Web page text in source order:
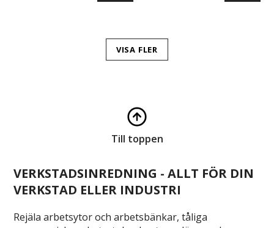
VISA FLER
Till toppen
VERKSTADSINREDNING - ALLT FÖR DIN
VERKSTAD ELLER INDUSTRI
Rejäla arbetsytor och arbetsbänkar, tåliga